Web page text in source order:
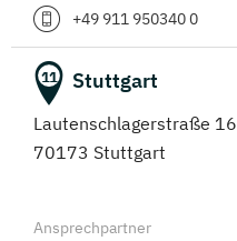
+49 911 950340 0
11 Stuttgart
Lautenschlagerstraße 16
70173 Stuttgart
Ansprechpartner